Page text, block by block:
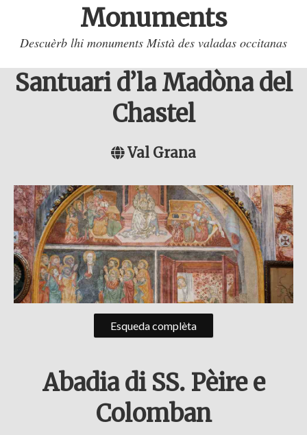
Monuments
Descuèrb lhi monuments Mistà des valadas occitanas
Santuari d’la Madòna del
Chastel
Val Grana
Esqueda complèta
Abadia di SS. Pèire e
Colomban